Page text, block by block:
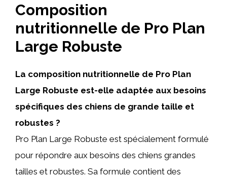
Composition
nutritionnelle de Pro Plan
Large Robuste
La composition nutritionnelle de Pro Plan
Large Robuste est-elle adaptée aux besoins
spécifiques des chiens de grande taille et
robustes ?
Pro Plan Large Robuste est spécialement formulé
pour répondre aux besoins des chiens grandes
tailles et robustes. Sa formule contient des